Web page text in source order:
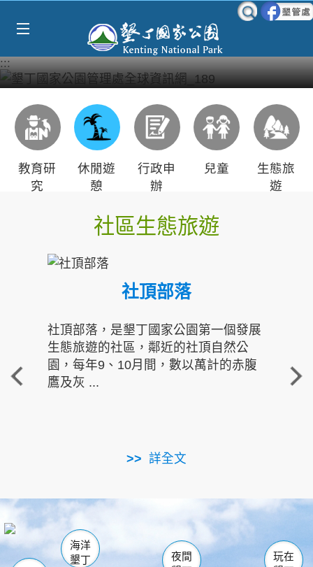
:::
教育研
究
休閒遊
憩
行政申
辦
兒童
生態旅
遊
社區生態旅遊
社頂部落
社頂部落，是墾丁國家公園第一個發展
生態旅遊的社區，鄰近的社頂自然公
園，每年9、10月間，數以萬計的赤腹
鷹及灰 ...
詳全文
重
走進
南仁湖
海生館
恆春 佳樂水
龍鑾潭自然中心 森林遊樂區
瓊麻館
關山 墾管處遊客中心
社頂公園 風吹沙
船帆石
白砂 龍磐公園
香蕉灣
砂島
鵝鑾鼻
海洋
墾丁
夜間
玩在